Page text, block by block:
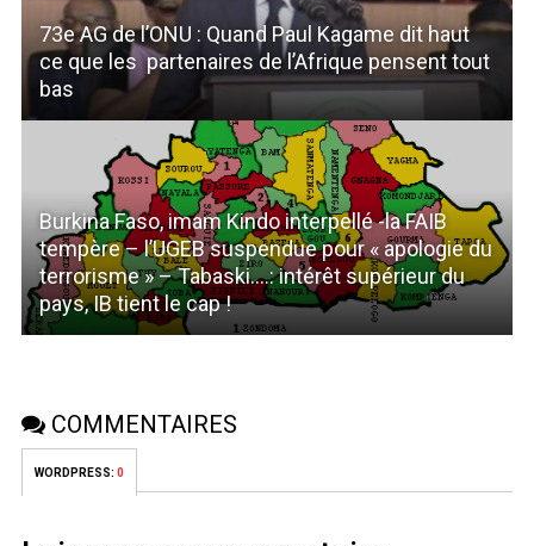
73e AG de l’ONU : Quand Paul Kagame dit haut
ce que les partenaires de l’Afrique pensent tout
bas
Burkina Faso, imam Kindo interpellé -la FAIB
tempère – l’UGEB suspendue pour « apologie du
terrorisme » – Tabaski….: intérêt supérieur du
pays, IB tient le cap !
COMMENTAIRES
WORDPRESS: 0